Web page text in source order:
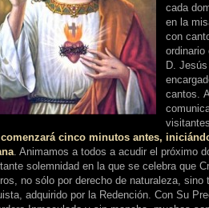
cada
en la
con
D.
cantos.
cinco minutos antes,
. Animamos a todos a acudir el próximo
solemnidad en la que se celebra que
no sólo por derecho de naturaleza, sino
adquirido por la Redención. Con Su